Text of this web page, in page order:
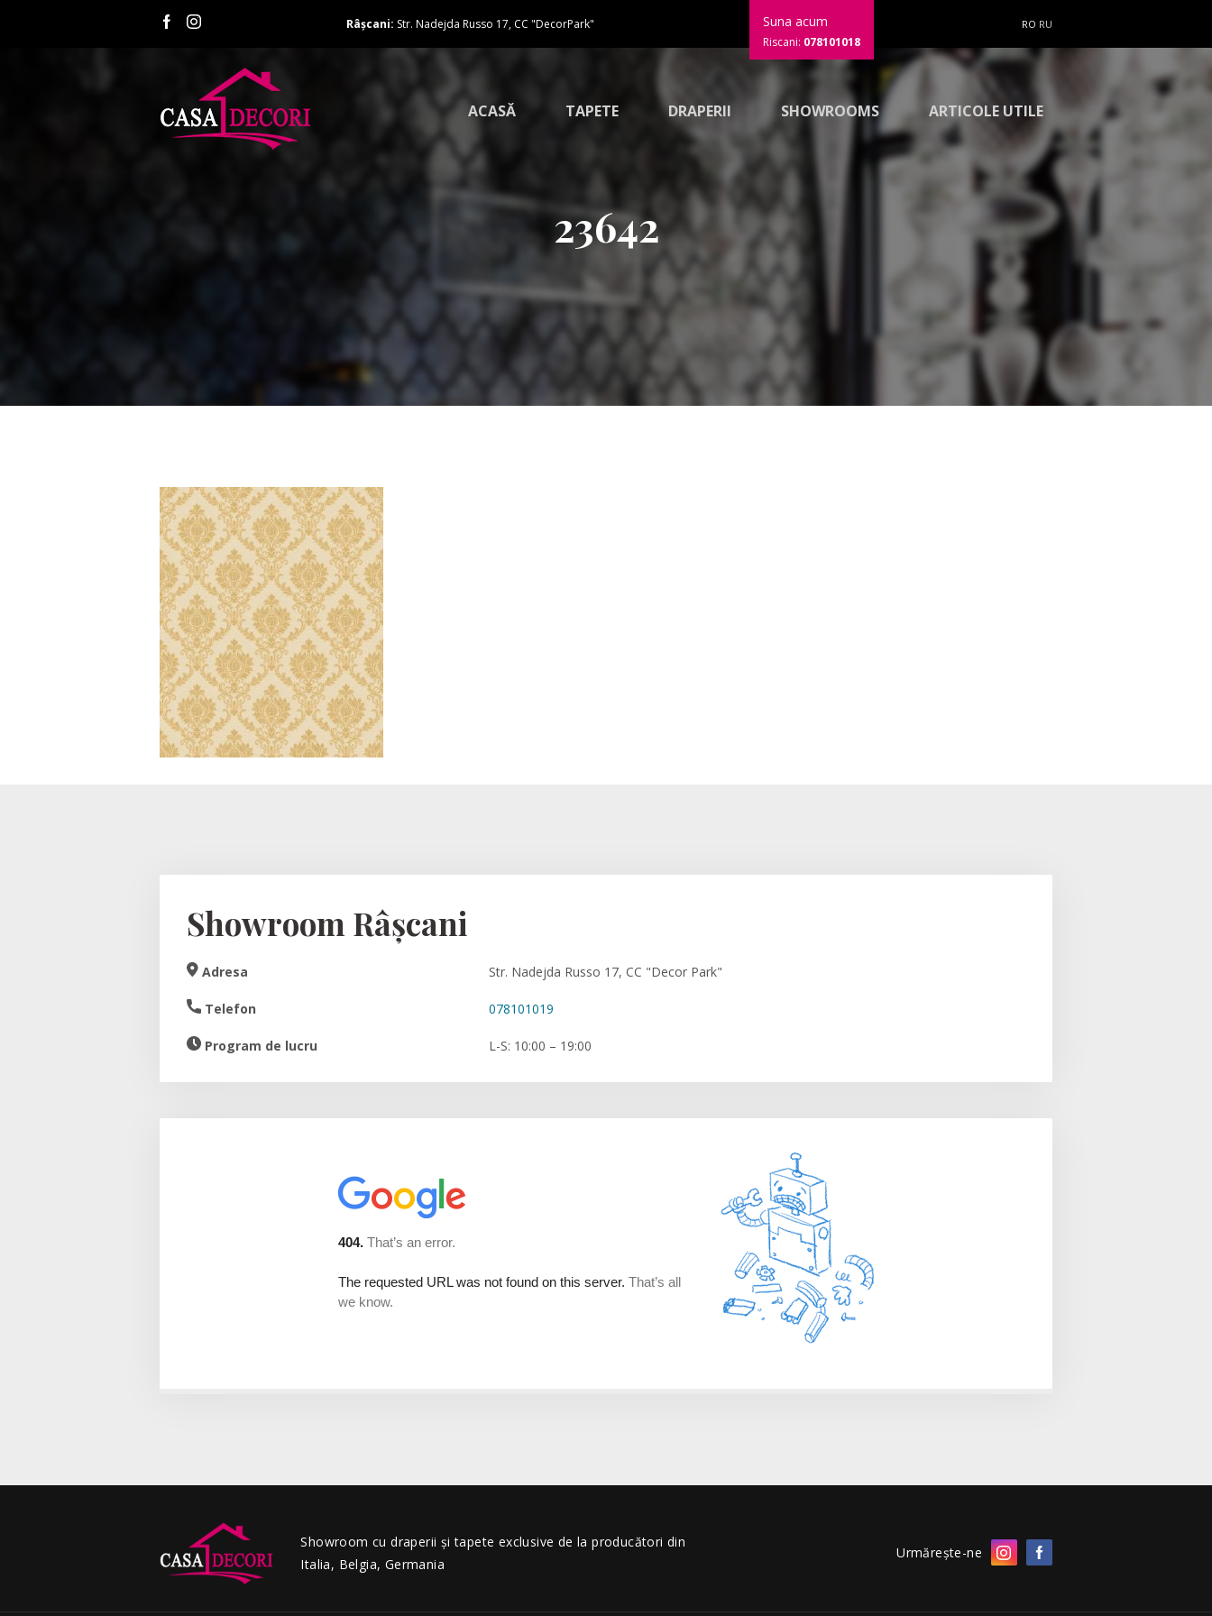
Râșcani: Str. Nadejda Russo 17, CC "DecorPark" Suna acum
Riscani: 078101018
RO RU
ACASĂ TAPETE DRAPERII SHOWROOMS ARTICOLE UTILE
23642
Showroom Râșcani
Adresa Str. Nadejda Russo 17, CC "Decor Park"
Telefon 078101019
Program de lucru L-S: 10:00 – 19:00
Showroom cu draperii și tapete exclusive de la producători din
Italia, Belgia, Germania
Urmărește-ne